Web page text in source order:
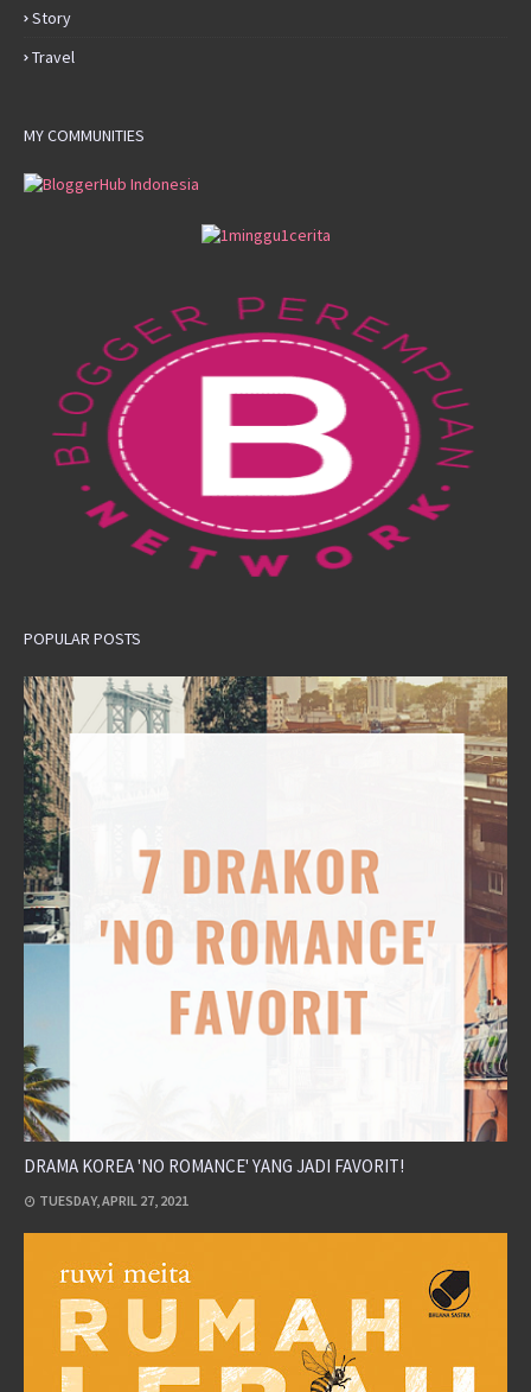
Story
Travel
MY COMMUNITIES
POPULAR POSTS
DRAMA KOREA 'NO ROMANCE' YANG JADI FAVORIT!
TUESDAY, APRIL 27, 2021